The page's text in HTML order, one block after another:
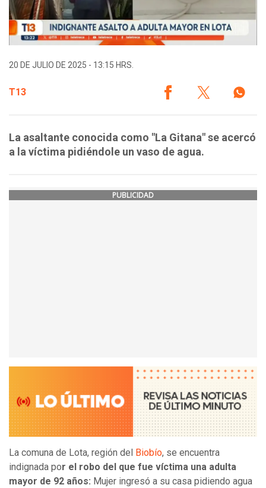
20 DE JULIO DE 2025 - 13:15 HRS.
T13
La asaltante conocida como "La Gitana" se acercó
a la víctima pidiéndole un vaso de agua.
PUBLICIDAD
La comuna de Lota, región del Biobío, se encuentra
indignada por el robo del que fue víctima una adulta
mayor de 92 años: Mujer ingresó a su casa pidiendo agua